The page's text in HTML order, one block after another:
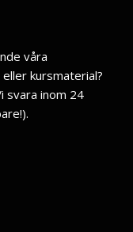
våra
kursmaterial?
svara inom 24